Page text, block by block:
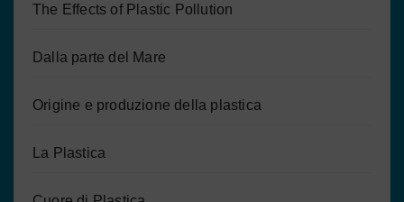
The Effects of Plastic Pollution
Dalla parte del Mare
Origine e produzione della plastica
La Plastica